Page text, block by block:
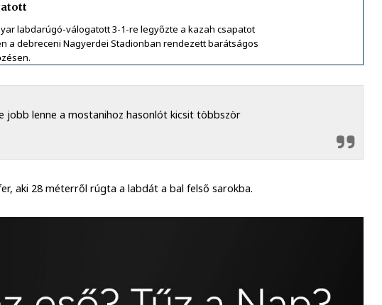
labdarúgó-válogatott 3-1-re legyőzte a kazah csapatot
a debreceni Nagyerdei Stadionban rendezett barátságos
jobb lenne a mostanihoz hasonlót kicsit többször
aki 28 méterről rúgta a labdát a bal felső sarokba.